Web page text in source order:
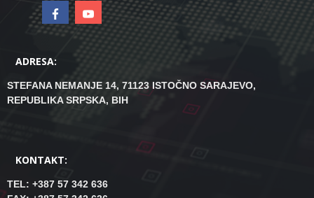
ADRESA:
STEFANA NEMANJE 14, 71123 ISTOČNO SARAJEVO,
REPUBLIKA SRPSKA, BIH
KONTAKT:
TEL: +387 57 342 636